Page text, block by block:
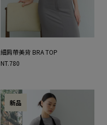
細肩帶美背 BRA TOP
NT.780
新品